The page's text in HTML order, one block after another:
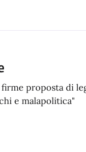
proposta di
e malapolitica"